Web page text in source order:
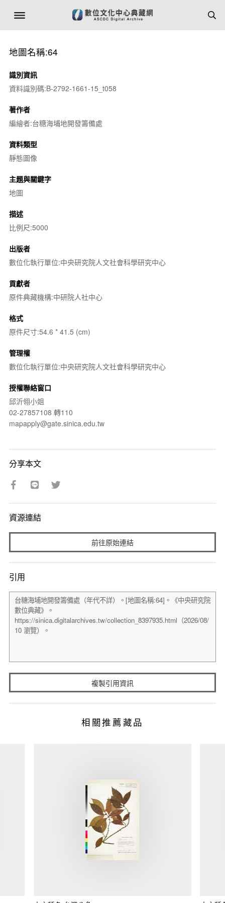
地圖名稱:64
識別資訊
資料識別碼:B-2792-1661-15_t058
著作者
編繪者:台糖海埔地開發籌備處
資料類型
靜態圖像
主題與關鍵字
地圖
描述
比例尺:5000
出版者
數位化執行單位:中央研究院人文社會科學研究中心
貢獻者
原件典藏機構:中研院人社中心
格式
原件尺寸:54.6 * 41.5 (cm)
管理權
數位化執行單位:中央研究院人文社會科學研究中心
授權聯絡窗口
邱沂翎小姐
02-27857108 轉110
mapapply@gate.sinica.edu.tw
分享本文
資源連結
前往原始連結
引用
複製引用資訊
相關推薦藏品